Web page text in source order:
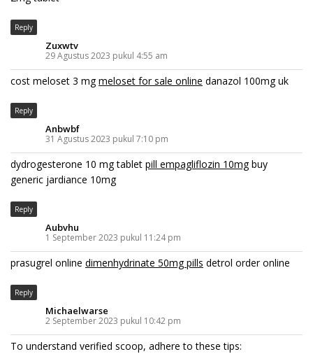
Reply
Zuxwtv
29 Agustus 2023 pukul 4:55 am
cost meloset 3 mgmeloset for sale online danazol 100mg uk
Reply
Anbwbf
31 Agustus 2023 pukul 7:10 pm
dydrogesterone 10 mg tablet pill empagliflozin 10mgbuy
generic jardiance 10mg
Reply
Aubvhu
1 September 2023 pukul 11:24 pm
prasugrel online dimenhydrinate 50mg pills detrol order online
Reply
Michaelwarse
2 September 2023 pukul 10:42 pm
To understand verified scoop, adhere to these tips: